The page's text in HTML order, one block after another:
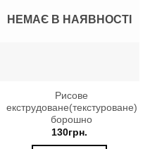
НЕМАЄ В НАЯВНОСТІ
Рисове
екструдоване(текстуроване)
борошно
130грн.